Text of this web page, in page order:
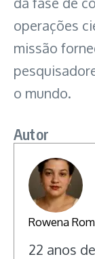
operações
missão
o mundo.
Autor
Rowena
22 anos